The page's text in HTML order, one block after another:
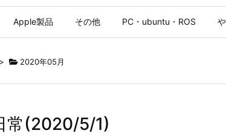
Apple製品 その他 PC・ubuntu・ROS
> 2020年05月
常(2020/5/1)